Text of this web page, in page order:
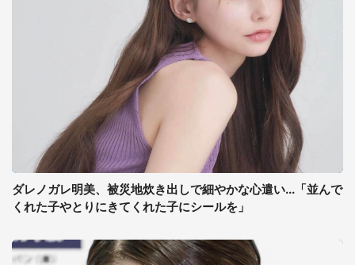
ダレノガレ明美、被災地炊き出しで細やかな心遣い...「並んで
くれた子やとりにきてくれた子にシールを」